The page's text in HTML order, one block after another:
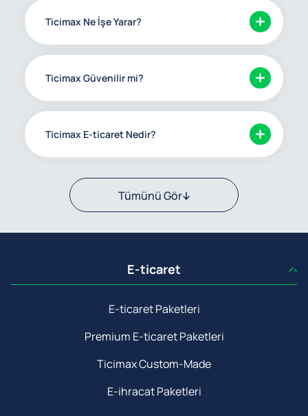
Ticimax Ne İşe Yarar?
Ticimax Güvenilir mi?
Ticimax E-ticaret Nedir?
Tümünü Gör
E-ticaret
E-ticaret Paketleri
Premium E-ticaret Paketleri
Ticimax Custom-Made
E-ihracat Paketleri